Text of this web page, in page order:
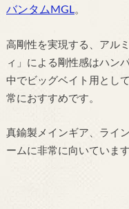
バンタムMGL。
高剛性を実現する、アル
ィ」による剛性感はハン
中でビッグベイト用とし
常におすすめです。
真鍮製メインギア、ライ
ームに非常に向いています